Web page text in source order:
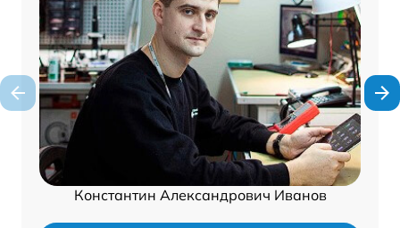
Константин Александрович Иванов